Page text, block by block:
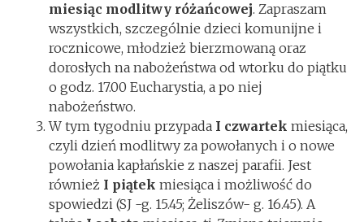
miesiąc modlitwy różańcowej. Zapraszam
wszystkich, szczególnie dzieci komunijne i
rocznicowe, młodzież bierzmowaną oraz
dorosłych na nabożeństwa od wtorku do piątku
o godz. 17.00 Eucharystia, a po niej
nabożeństwo.
W tym tygodniu przypada I czwartek miesiąca,
czyli dzień modlitwy za powołanych i o nowe
powołania kapłańskie z naszej parafii. Jest
również I piątek miesiąca i możliwość do
spowiedzi (SJ -g. 15.45; Żeliszów- g. 16.45). A